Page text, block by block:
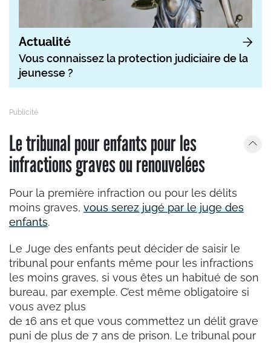
Actualité
Vous connaissez la protection judiciaire de la
jeunesse ?
Le tribunal pour enfants pour les
infractions graves ou renouvelées
Pour la première infraction ou pour les délits
moins graves, vous serez jugé par le juge des
enfants.
Le Juge des enfants peut décider de saisir le
tribunal pour enfants même pour les infractions
les moins graves, si vous êtes un habitué de son
bureau, par exemple. C’est même obligatoire si
vous avez plus
de 16 ans et que vous commettez un délit grave
puni de plus de 7 ans de prison. Le tribunal pour